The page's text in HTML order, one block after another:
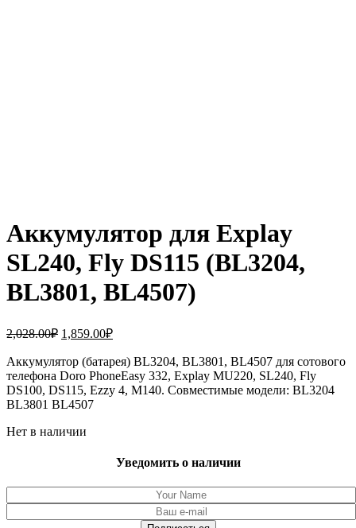
Аккумулятор для Explay
SL240, Fly DS115 (BL3204,
BL3801, BL4507)
2,028.00₽ Первоначальная
составляла
2,028.00₽.
1,859.00₽Текущая
1,859.00₽.
Аккумулятор (батарея) BL3204, BL3801, BL4507 для сотового
телефона Doro PhoneEasy 332, Explay MU220, SL240, Fly
DS100, DS115, Ezzy 4, M140. Совместимые модели: BL3204
BL3801 BL4507
Нет в наличии
Уведомить о наличии